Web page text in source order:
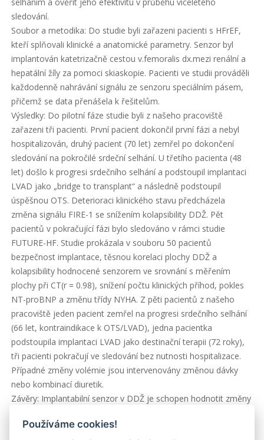
sledování.
Soubor a metodika: Do studie byli zařazeni pacienti s HFrEF,
kteří splňovali klinické a anatomické parametry. Senzor byl
implantován katetrizačně cestou v.femoralis dx.mezi renální a
hepatální žíly za pomoci skiaskopie. Pacienti ve studii prováděli
každodenně nahrávání signálu ze senzoru speciálním pásem,
přičemž se data přenášela k řešitelům.
Výsledky: Do pilotní fáze studie byli z našeho pracoviště
zařazeni tři pacienti. První pacient dokončil první fázi a nebyl
hospitalizován, druhý pacient (70 let) zemřel po dokončení
sledování na pokročilé srdeční selhání. U třetího pacienta (48
let) došlo k progresi srdečního selhání a podstoupil implantaci
LVAD jako „bridge to transplant“ a následně podstoupil
úspěšnou OTS. Deterioraci klinického stavu předcházela
změna signálu FIRE-1 se snížením kolapsibility DDŽ. Pět
pacientů v pokračující fázi bylo sledováno v rámci studie
FUTURE-HF. Studie prokázala v souboru 50 pacientů
bezpečnost implantace, těsnou korelaci plochy DDŽ a
kolapsibility hodnocené senzorem ve srovnání s měřením
plochy při CT(r = 0.98), snížení počtu klinických příhod, pokles
NT-proBNP a změnu třídy NYHA. Z pěti pacientů z našeho
pracoviště jeden pacient zemřel na progresi srdečního selhání
(66 let, kontraindikace k OTS/LVAD), jedna pacientka
podstoupila implantaci LVAD jako destinační terapii (72 roky),
tři pacienti pokračují ve sledování bez nutnosti hospitalizace.
Případné změny volémie jsou intervenovány změnou dávky
nebo kombinací diuretik.
Závěry: Implantabilní senzor v DDŽ je schopen hodnotit změny
našem souboru ukazuje progresivní charakter onemocnění s
Používáme cookies!